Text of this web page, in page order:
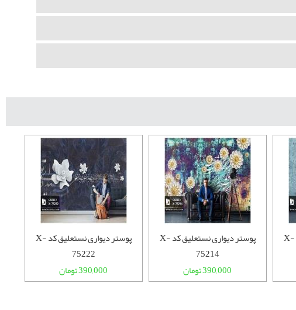
پوستر دیواری نستعلیق کد X-
75222
390,000 تومان
پوستر دیواری نستعلیق کد X-
75214
390,000 تومان
پوستر دیواری نستعلیق کد X-